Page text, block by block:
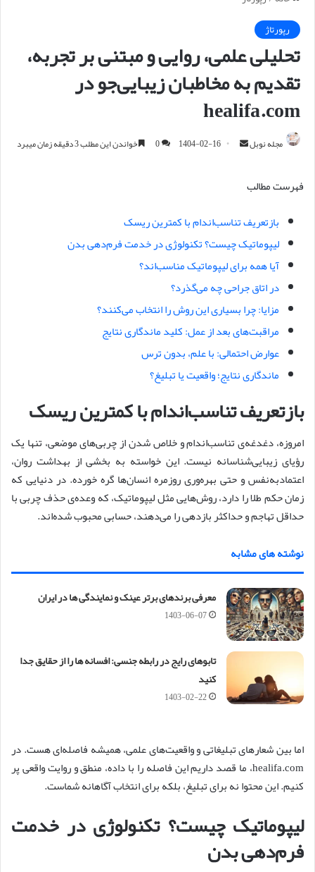
رپورتاژ
تحلیلی علمی، روایی و مبتنی بر تجربه،
تقدیم به مخاطبان زیبایی‌جو در
healifa.com
مجله نوبل
ا
ی
م
ل
1404-02-16
0 خواندن این مطلب 3 دقیقه زمان میبرد
فهرست مطالب
بازتعریف تناسب‌اندام با کمترین ریسک
لیپوماتیک چیست؟ تکنولوژی در خدمت فرم‌دهی بدن
آیا همه برای لیپوماتیک مناسب‌اند؟
در اتاق جراحی چه می‌گذرد؟
مزایا: چرا بسیاری این روش را انتخاب می‌کنند؟
مراقبت‌های بعد از عمل: کلید ماندگاری نتایج
عوارض احتمالی: با علم، بدون ترس
ماندگاری نتایج؛ واقعیت یا تبلیغ؟
بازتعریف تناسب‌اندام با کمترین ریسک
امروزه، دغدغه‌ی تناسب‌اندام و خلاص شدن از چربی‌های موضعی، تنها یک
رؤیای زیبایی‌شناسانه نیست. این خواسته به بخشی از بهداشت روان،
اعتماد‌به‌نفس و حتی بهره‌وری روزمره انسان‌ها گره خورده. در دنیایی که
زمان حکم طلا را دارد، روش‌هایی مثل لیپوماتیک، که وعده‌ی حذف چربی با
حداقل تهاجم و حداکثر بازدهی را می‌دهند، حسابی محبوب شده‌اند.
نوشته های مشابه
معرفی برندهای برتر عینک و نمایندگی ها در ایران
1403-06-07
تابوهای رایج در رابطه جنسی: افسانه ها را از حقایق جدا
کنید
1403-02-22
اما بین شعارهای تبلیغاتی و واقعیت‌های علمی، همیشه فاصله‌ای هست. در
healifa.com، ما قصد داریم این فاصله را با داده، منطق و روایت واقعی پر
کنیم. این محتوا نه برای تبلیغ، بلکه برای انتخاب آگاهانه شماست.
لیپوماتیک چیست؟ تکنولوژی در خدمت
فرم‌دهی بدن